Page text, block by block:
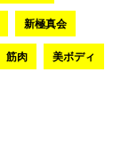
新極真会
筋肉 美ボディ